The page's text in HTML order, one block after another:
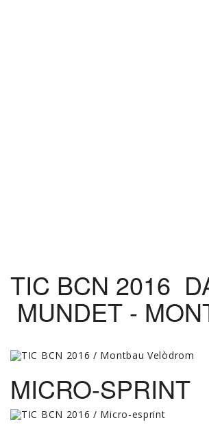
TIC BCN 2016
MUNDET -
MICRO-SPRINT